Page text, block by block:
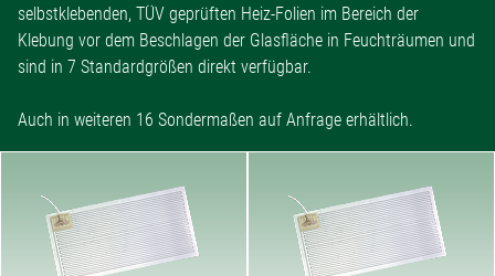
selbstklebenden, TÜV geprüften Heiz-Folien im Bereich der
Klebung vor dem Beschlagen der Glasfläche in Feuchträumen und
sind in 7 Standardgrößen direkt verfügbar.
Auch in weiteren 16 Sondermaßen auf Anfrage erhältlich.